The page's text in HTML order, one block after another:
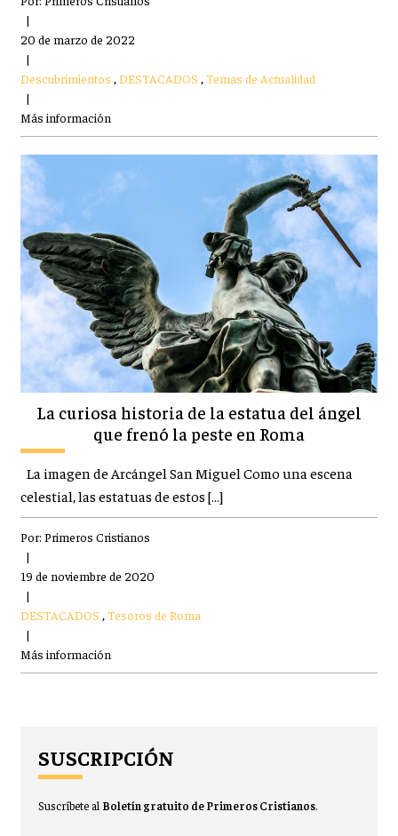
|
20 de marzo de 2022
|
Descubrimientos ,DESTACADOS ,Temas de Actualidad
|
Más información
La curiosa historia de la estatua del ángel
que frenó la peste en Roma
La imagen de Arcángel San Miguel Como una escena
celestial, las estatuas de estos […]
Por: Primeros Cristianos
|
19 de noviembre de 2020
|
DESTACADOS ,Tesoros de Roma
|
Más información
SUSCRIPCIÓN
Suscríbete al Boletín gratuito de Primeros Cristianos.